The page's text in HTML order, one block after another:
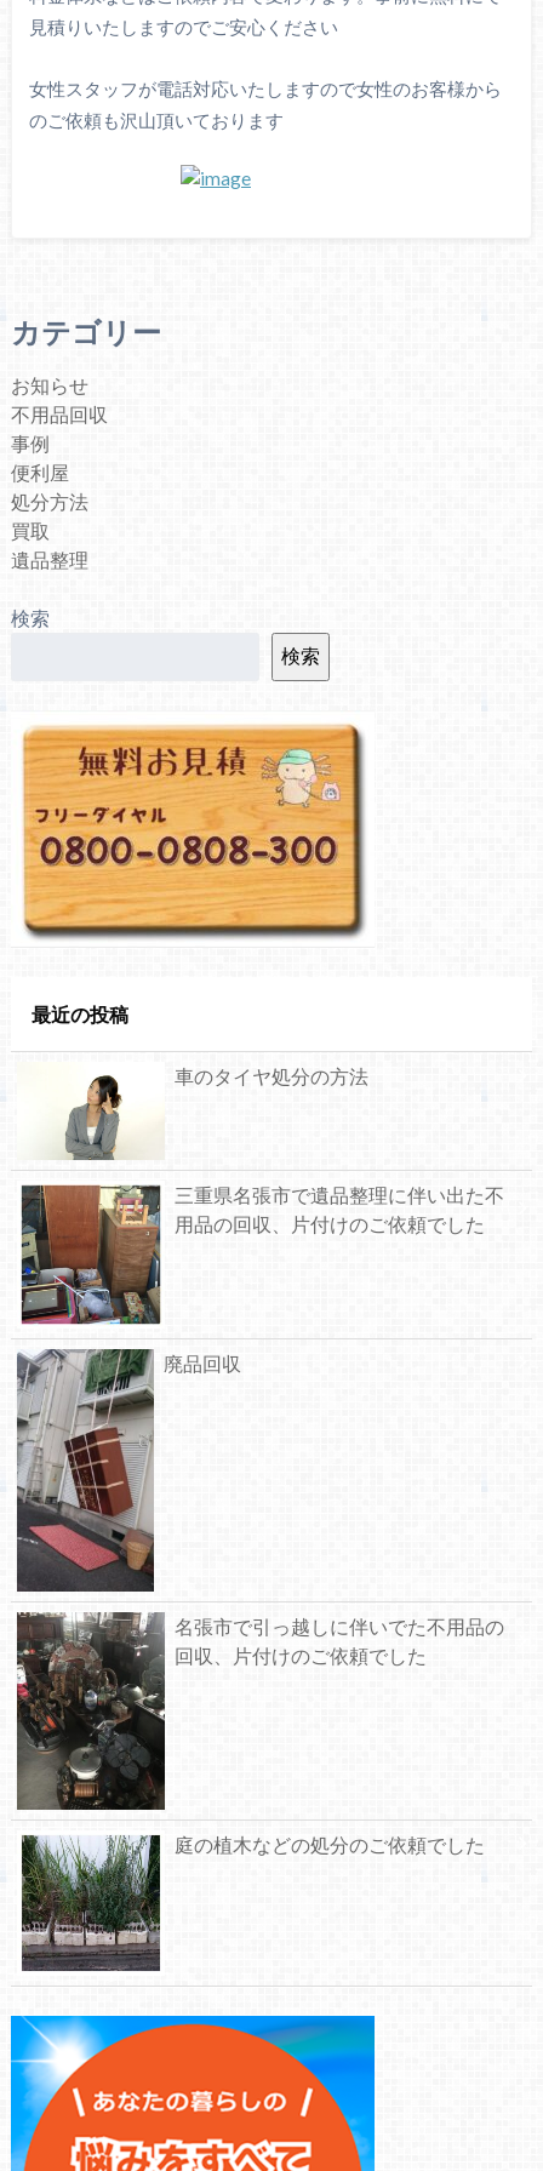
見積りいたしますのでご安心ください
女性スタッフが電話対応いたしますので女性のお客様から
のご依頼も沢山頂いております
カテゴリー
お知らせ
不用品回収
事例
便利屋
処分方法
買取
遺品整理
検索
検索
最近の投稿
車のタイヤ処分の方法
三重県名張市で遺品整理に伴い出た不
用品の回収、片付けのご依頼でした
廃品回収
名張市で引っ越しに伴いでた不用品の
回収、片付けのご依頼でした
庭の植木などの処分のご依頼でした